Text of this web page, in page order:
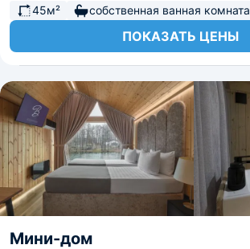
45м²
собственная ванная комната
ПОКАЗАТЬ ЦЕНЫ
Мини-дом